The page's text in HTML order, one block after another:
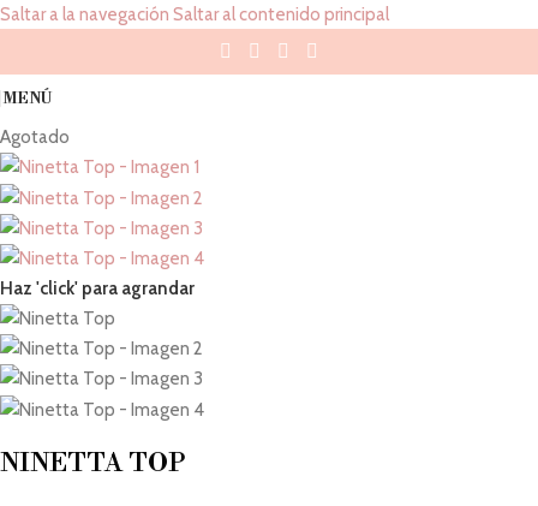
Saltar a la navegación Saltar al contenido principal
MENÚ
Agotado
Haz 'click' para agrandar
NINETTA TOP